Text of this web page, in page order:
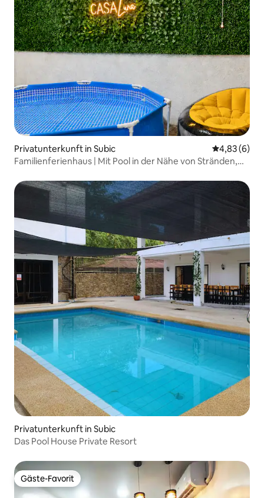
Privatunterkunft in Subic
4,83 (6)
Familienferienhaus | Mit Pool in der Nähe von Stränden,
Privatunterkunft in Subic
Das Pool House Private Resort
Gäste-Favorit
Gäste-Favorit